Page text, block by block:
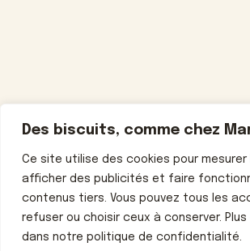
Des biscuits, comme chez
Ce site utilise des cookies pour mesurer
afficher des publicités et faire
contenus tiers. Vous pouvez tous les
refuser ou choisir ceux à conserver.
dans notre politique de confidentialité.